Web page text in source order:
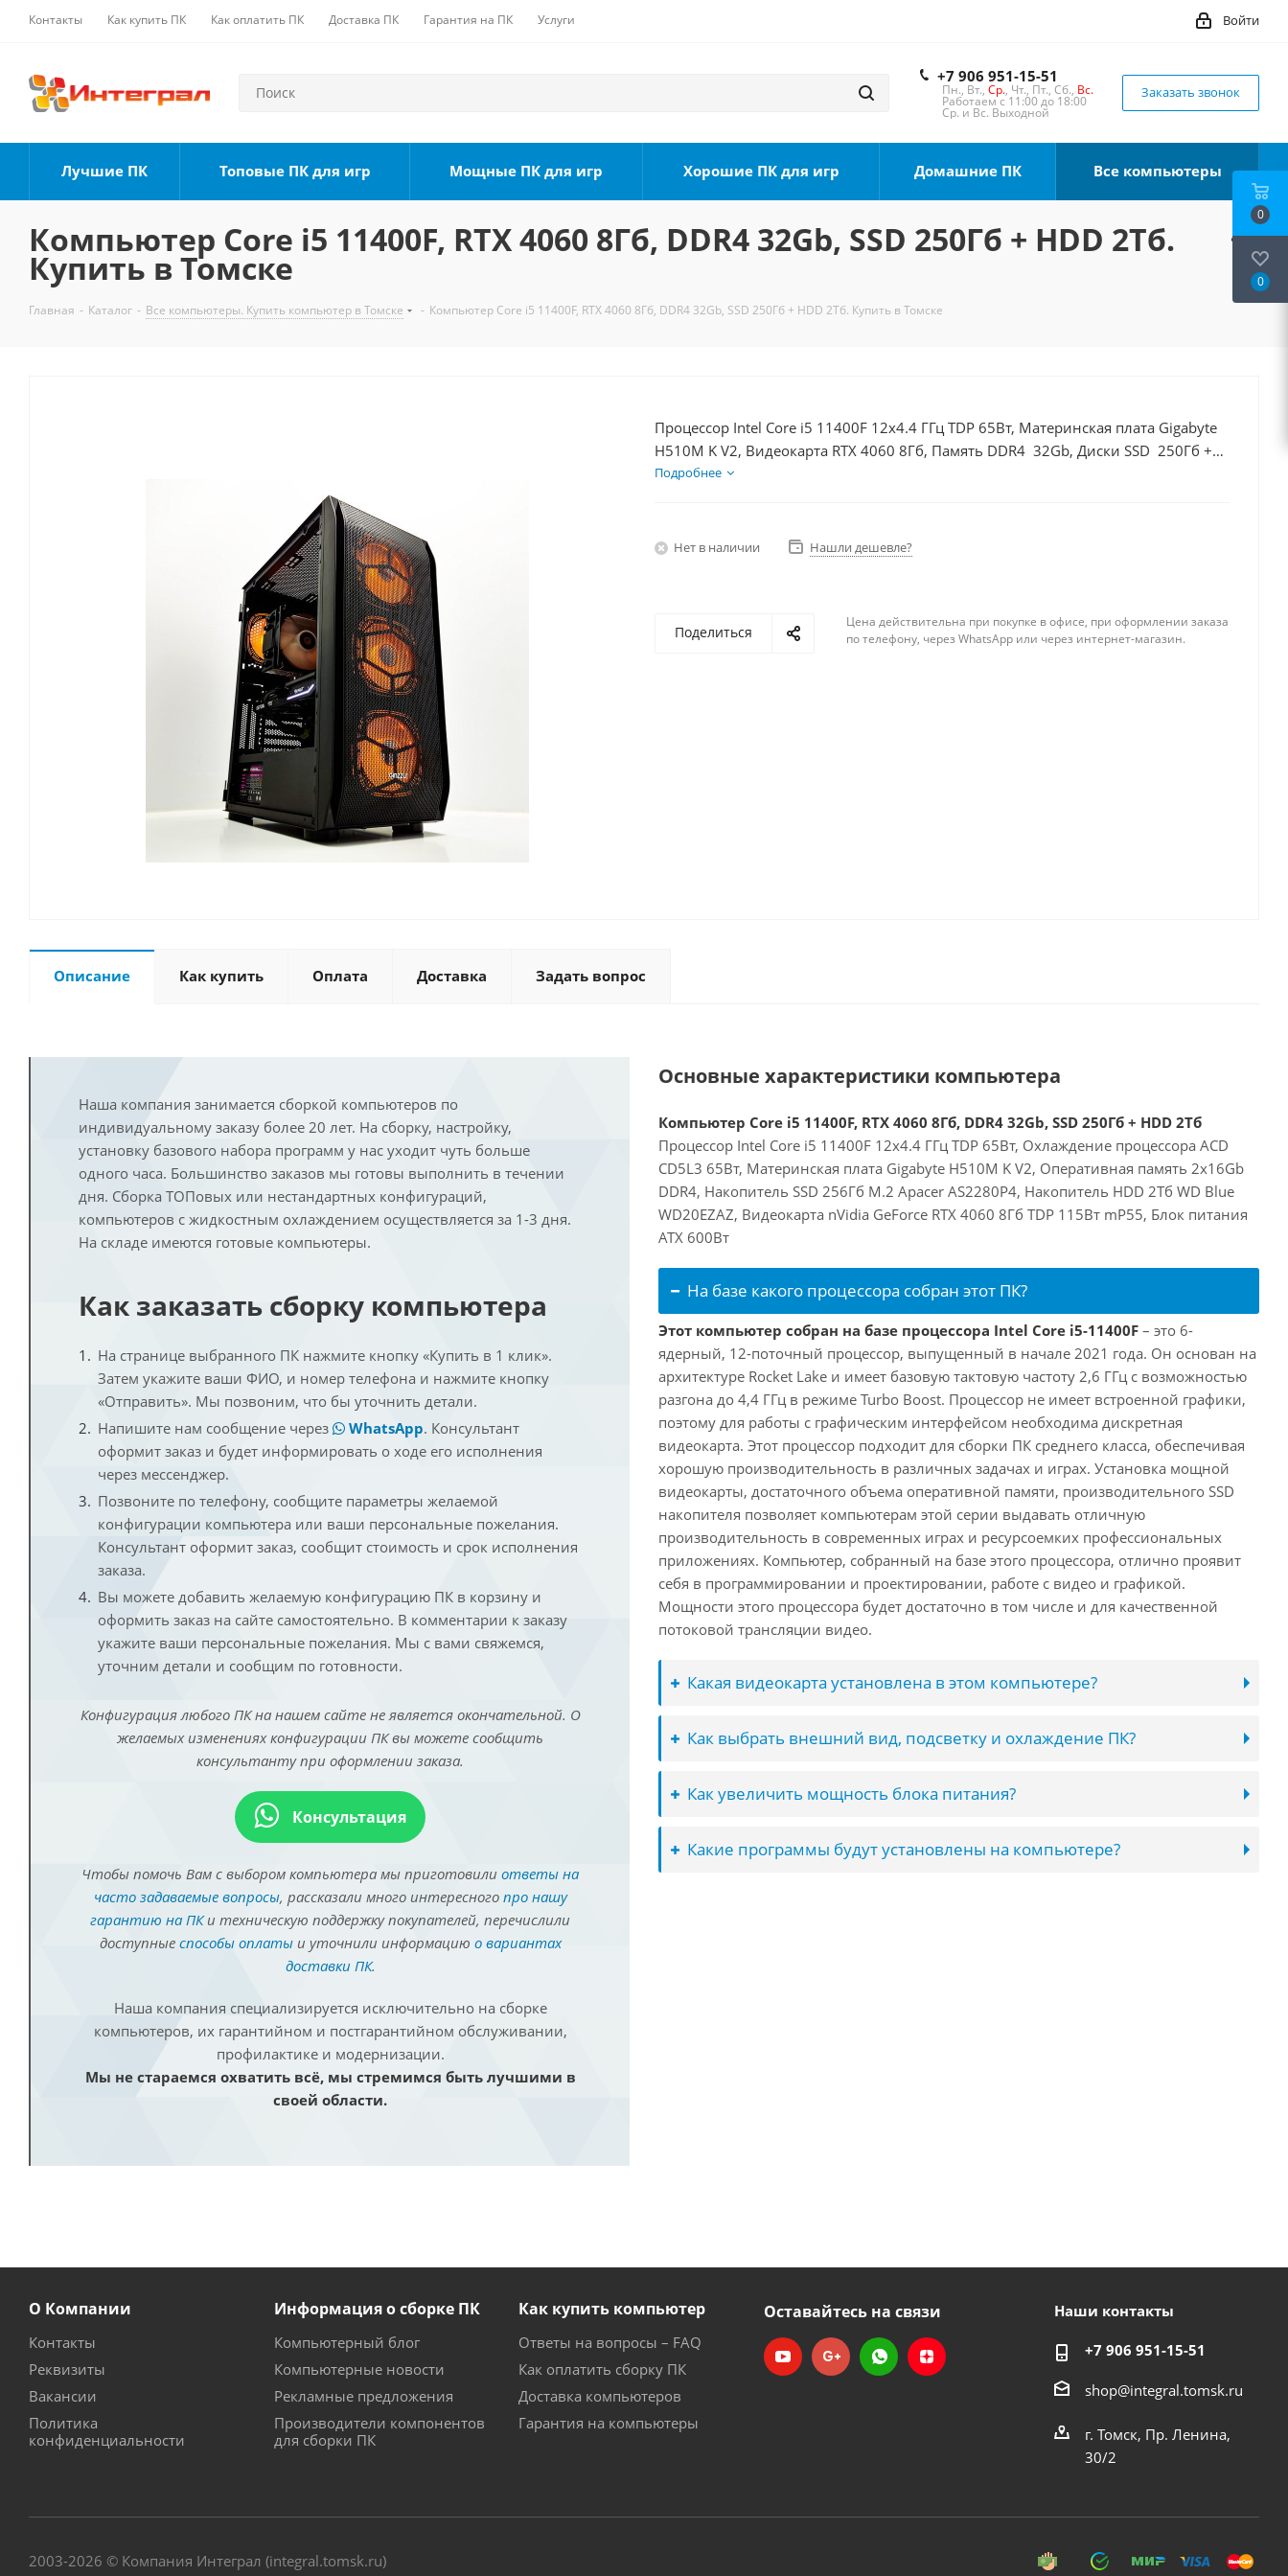
Контакты Как купить ПК Как оплатить ПК Доставка ПК Гарантия на ПК Услуги Войти
+7 906 951-15-51
Пн., Вт., Ср., Чт., Пт., Сб., Вс.
Работаем с 11:00 до 18:00
Ср. и Вс. Выходной
Заказать звонок
Лучшие ПК Топовые ПК для игр Мощные ПК для игр Хорошие ПК для игр Домашние ПК Все компьютеры
Компьютер Core i5 11400F, RTX 4060 8Гб, DDR4 32Gb, SSD 250Гб + HDD 2Тб.
Купить в Томске
Главная - Каталог - Все компьютеры. Купить компьютер в Томске - Компьютер Core i5 11400F, RTX 4060 8Гб, DDR4 32Gb, SSD 250Гб + HDD 2Тб. Купить в Томске
Процессор Intel Core i5 11400F 12x4.4 ГГц TDP 65Вт, Материнская плата Gigabyte
H510M K V2, Видеокарта RTX 4060 8Гб, Память DDR4 32Gb, Диски SSD 250Гб +
HDD 2Тб, БП 600Вт
Подробнее
Нет в наличии Нашли дешевле?
Поделиться
Цена действительна при покупке в офисе, при оформлении заказа
по телефону, через WhatsApp или через интернет-магазин.
Описание Как купить Оплата Доставка Задать вопрос
Наша компания занимается сборкой компьютеров по
индивидуальному заказу более 20 лет. На сборку, настройку,
установку базового набора программ у нас уходит чуть больше
одного часа. Большинство заказов мы готовы выполнить в течении
дня. Сборка ТОПовых или нестандартных конфигураций,
компьютеров с жидкостным охлаждением осуществляется за 1-3 дня.
На складе имеются готовые компьютеры.
Как заказать сборку компьютера
На странице выбранного ПК нажмите кнопку «Купить в 1 клик».
Затем укажите ваши ФИО, и номер телефона и нажмите кнопку
«Отправить». Мы позвоним, что бы уточнить детали.
Напишите нам сообщение через
WhatsApp. Консультант
оформит заказ и будет информировать о ходе его исполнения
через мессенджер.
Позвоните по телефону, сообщите параметры желаемой
конфигурации компьютера или ваши персональные пожелания.
Консультант оформит заказ, сообщит стоимость и срок исполнения
заказа.
Вы можете добавить желаемую конфигурацию ПК в корзину и
оформить заказ на сайте самостоятельно. В комментарии к заказу
укажите ваши персональные пожелания. Мы с вами свяжемся,
уточним детали и сообщим по готовности.
Конфигурация любого ПК на нашем сайте не является окончательной. О
желаемых изменениях конфигурации ПК вы можете сообщить
консультанту при оформлении заказа.
Консультация
Чтобы помочь Вам с выбором компьютера мы приготовили ответы на
часто задаваемые вопросы, рассказали много интересного про нашу
гарантию на ПКи техническую поддержку покупателей, перечислили
доступные способы оплатыи уточнили информацию о вариантах
доставки ПК.
Наша компания специализируется исключительно на сборке
компьютеров, их гарантийном и постгарантийном обслуживании,
профилактике и модернизации.
Мы не стараемся охватить всё, мы стремимся быть лучшими в
своей области.
Основные характеристики компьютера
Компьютер Core i5 11400F, RTX 4060 8Гб, DDR4 32Gb, SSD 250Гб + HDD 2Тб
Процессор Intel Core i5 11400F 12x4.4 ГГц TDP 65Вт, Охлаждение процессора ACD
CD5L3 65Вт, Материнская плата Gigabyte H510M K V2, Оперативная память 2x16Gb
DDR4, Накопитель SSD 256Гб M.2 Apacer AS2280P4, Накопитель HDD 2Тб WD Blue
WD20EZAZ, Видеокарта nVidia GeForce RTX 4060 8Гб TDP 115Вт mP55, Блок питания
ATX 600Вт
На базе какого процессора собран этот ПК?
Этот компьютер собран на базе процессора Intel Core i5-11400F – это 6-
ядерный, 12-поточный процессор, выпущенный в начале 2021 года. Он основан на
архитектуре Rocket Lake и имеет базовую тактовую частоту 2,6 ГГц с возможностью
разгона до 4,4 ГГц в режиме Turbo Boost. Процессор не имеет встроенной графики,
поэтому для работы с графическим интерфейсом необходима дискретная
видеокарта. Этот процессор подходит для сборки ПК среднего класса, обеспечивая
хорошую производительность в различных задачах и играх. Установка мощной
видеокарты, достаточного объема оперативной памяти, производительного SSD
накопителя позволяет компьютерам этой серии выдавать отличную
производительность в современных играх и ресурсоемких профессиональных
приложениях. Компьютер, собранный на базе этого процессора, отлично проявит
себя в программировании и проектировании, работе с видео и графикой.
Мощности этого процессора будет достаточно в том числе и для качественной
потоковой трансляции видео.
Какая видеокарта установлена в этом компьютере?
Как выбрать внешний вид, подсветку и охлаждение ПК?
Как увеличить мощность блока питания?
Какие программы будут установлены на компьютере?
О Компании
Контакты
Реквизиты
Вакансии
Политика
конфиденциальности
Информация о сборке ПК
Компьютерный блог
Компьютерные новости
Рекламные предложения
Производители компонентов
для сборки ПК
Как купить компьютер
Ответы на вопросы – FAQ
Как оплатить сборку ПК
Доставка компьютеров
Гарантия на компьютеры
Оставайтесь на связи Наши контакты
+7 906 951-15-51
shop@integral.tomsk.ru
г. Томск, Пр. Ленина,
30/2
2003-2026 © Компания Интеграл (integral.tomsk.ru)
0
0